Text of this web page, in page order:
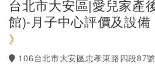
台北市大安區|愛兒家產
館)-月子中心評價及設備
106台北市大安區忠孝東路四段87